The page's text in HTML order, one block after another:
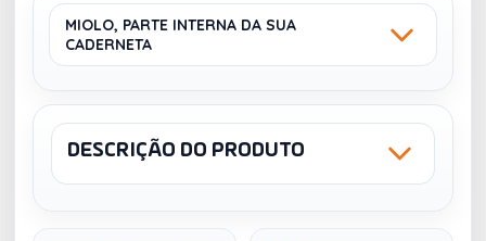
MIOLO, PARTE INTERNA DA SUA
CADERNETA
DESCRIÇÃO DO PRODUTO